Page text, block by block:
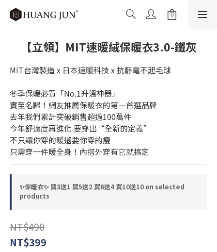
【立領】MIT速暖絨保暖衣3.0-鐵灰
MIT台灣製造 x 日本速暖科技 x 抗靜電不起毛球
冬季保暖必買「No.1升溫神器」
實至名歸！網友推薦保暖衣的第一首選品牌
去年我們累計突破銷售超過100萬件
今年舒適度再進化 要穿出“全新的定義”
不只讓你穿的暖還要你穿的瘦
只需穿一件暖全身！內搭外穿有它就搞定
✨保暖衣✨ 買3送1 買5送2 買6送4 買10送10 on selected
products
NT$490
NT$399